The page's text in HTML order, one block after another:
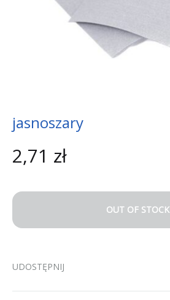
jasnoszary
2,71 zł
OUT OF STOCK
UDOSTĘPNIJ